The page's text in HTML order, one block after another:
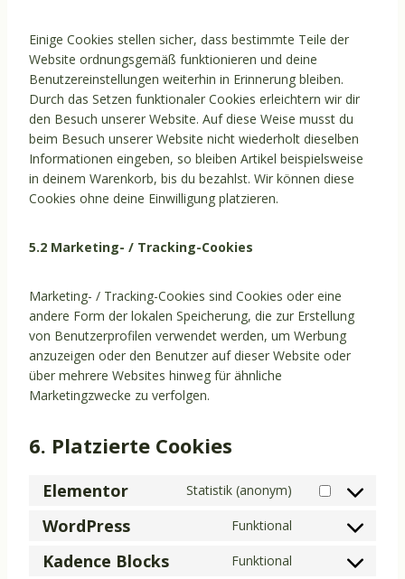
Einige Cookies stellen sicher, dass bestimmte Teile der
Website ordnungsgemäß funktionieren und deine
Benutzereinstellungen weiterhin in Erinnerung bleiben.
Durch das Setzen funktionaler Cookies erleichtern wir dir
den Besuch unserer Website. Auf diese Weise musst du
beim Besuch unserer Website nicht wiederholt dieselben
Informationen eingeben, so bleiben Artikel beispielsweise
in deinem Warenkorb, bis du bezahlst. Wir können diese
Cookies ohne deine Einwilligung platzieren.
5.2 Marketing- / Tracking-Cookies
Marketing- / Tracking-Cookies sind Cookies oder eine
andere Form der lokalen Speicherung, die zur Erstellung
von Benutzerprofilen verwendet werden, um Werbung
anzuzeigen oder den Benutzer auf dieser Website oder
über mehrere Websites hinweg für ähnliche
Marketingzwecke zu verfolgen.
6. Platzierte Cookies
Elementor Statistik (anonym)
WordPress Funktional
Kadence Blocks Funktional